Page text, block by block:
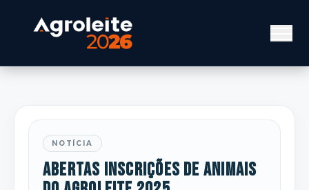
NOTÍCIA
Abertas inscrições de animais